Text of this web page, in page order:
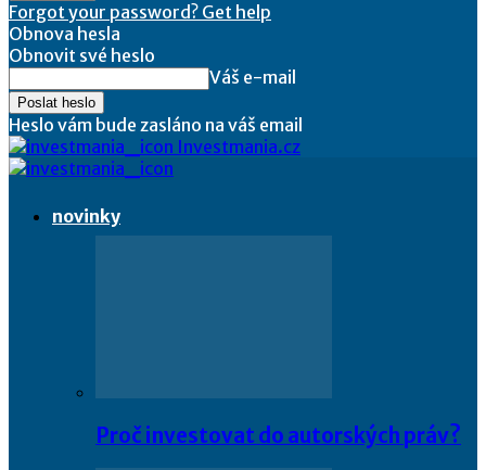
Forgot your password? Get help
Obnova hesla
Obnovit své heslo
Váš e-mail
Heslo vám bude zasláno na váš email
Investmania.cz
novinky
Proč investovat do autorských práv?